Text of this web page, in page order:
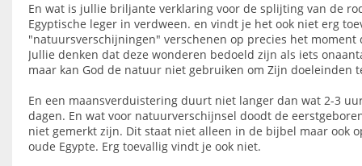
En wat is jullie briljante verklaring voor de splijting van de
Egyptische leger in verdween. en vindt je het ook niet erg
"natuursverschijningen" verschenen op precies het moment
Jullie denken dat deze wonderen bedoeld zijn als iets
maar kan God de natuur niet gebruiken om Zijn doeleinden
En een maansverduistering duurt niet langer dan wat 2-3
dagen. En wat voor natuurverschijnsel doodt de
niet gemerkt zijn. Dit staat niet alleen in de bijbel maar ook
oude Egypte. Erg toevallig vindt je ook niet.